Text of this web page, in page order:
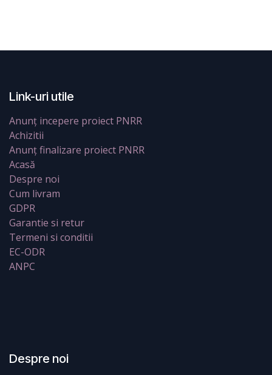
Link-uri utile
Anunț incepere proiect PNRR
Achizitii
Anunț finalizare proiect PNRR
Acasă
Despre noi
Cum livram
GDPR
Garantie si retur
Termeni si conditii
EC-ODR
ANPC
Despre noi